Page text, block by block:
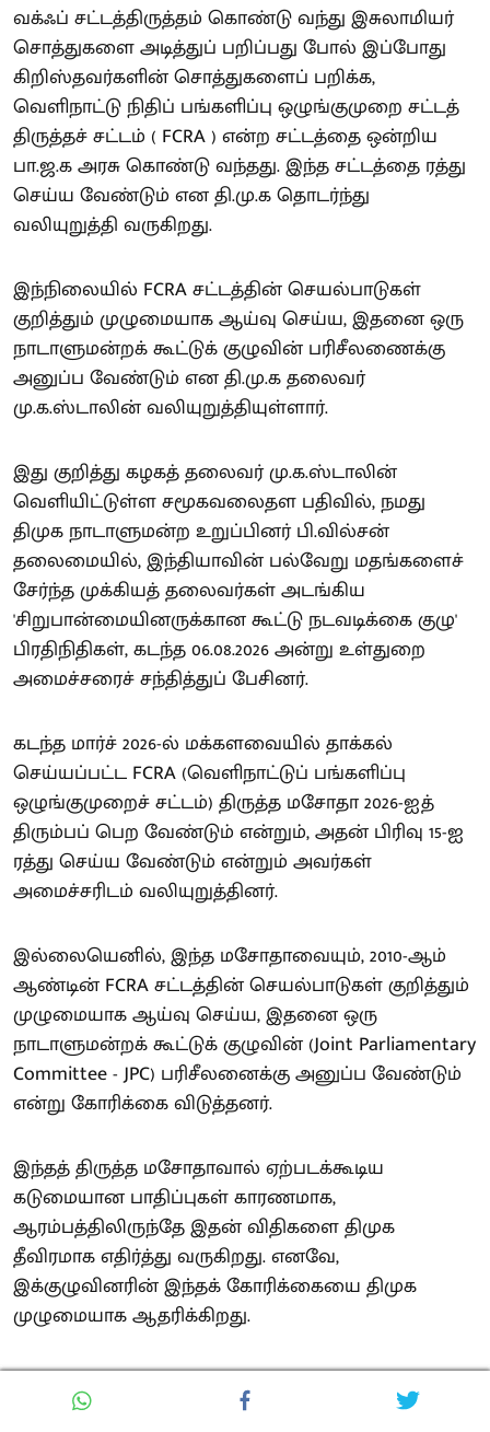
வக்ஃப் சட்டத்திருத்தம் கொண்டு வந்து இசுலாமியர்
சொத்துகளை அடித்துப் பறிப்பது போல் இப்போது
கிறிஸ்தவர்களின் சொத்துகளைப் பறிக்க,
வெளிநாட்டு நிதிப் பங்களிப்பு ஒழுங்குமுறை சட்டத்
திருத்தச் சட்டம் ( FCRA ) என்ற சட்டத்தை ஒன்றிய
பா.ஜ.க அரசு கொண்டு வந்தது. இந்த சட்டத்தை ரத்து
செய்ய வேண்டும் என தி.மு.க தொடர்ந்து
வலியுறுத்தி வருகிறது.
இந்நிலையில் FCRA சட்டத்தின் செயல்பாடுகள்
குறித்தும் முழுமையாக ஆய்வு செய்ய, இதனை ஒரு
நாடாளுமன்றக் கூட்டுக் குழுவின் பரிசீலணைக்கு
அனுப்ப வேண்டும் என தி.மு.க தலைவர்
மு.க.ஸ்டாலின் வலியுறுத்தியுள்ளார்.
இது குறித்து கழகத் தலைவர் மு.க.ஸ்டாலின்
வெளியிட்டுள்ள சமூகவலைதள பதிவில், நமது
திமுக நாடாளுமன்ற உறுப்பினர் பி.வில்சன்
தலைமையில், இந்தியாவின் பல்வேறு மதங்களைச்
சேர்ந்த முக்கியத் தலைவர்கள் அடங்கிய
'சிறுபான்மையினருக்கான கூட்டு நடவடிக்கை குழு'
பிரதிநிதிகள், கடந்த 06.08.2026 அன்று உள்துறை
அமைச்சரைச் சந்தித்துப் பேசினர்.
கடந்த மார்ச் 2026-ல் மக்களவையில் தாக்கல்
செய்யப்பட்ட FCRA (வெளிநாட்டுப் பங்களிப்பு
ஒழுங்குமுறைச் சட்டம்) திருத்த மசோதா 2026-ஐத்
திரும்பப் பெற வேண்டும் என்றும், அதன் பிரிவு 15-ஐ
ரத்து செய்ய வேண்டும் என்றும் அவர்கள்
அமைச்சரிடம் வலியுறுத்தினர்.
இல்லையெனில், இந்த மசோதாவையும், 2010-ஆம்
ஆண்டின் FCRA சட்டத்தின் செயல்பாடுகள் குறித்தும்
முழுமையாக ஆய்வு செய்ய, இதனை ஒரு
நாடாளுமன்றக் கூட்டுக் குழுவின் (Joint Parliamentary
Committee - JPC) பரிசீலனைக்கு அனுப்ப வேண்டும்
என்று கோரிக்கை விடுத்தனர்.
இந்தத் திருத்த மசோதாவால் ஏற்படக்கூடிய
கடுமையான பாதிப்புகள் காரணமாக,
ஆரம்பத்திலிருந்தே இதன் விதிகளை திமுக
தீவிரமாக எதிர்த்து வருகிறது. எனவே,
இக்குழுவினரின் இந்தக் கோரிக்கையை திமுக
முழுமையாக ஆதரிக்கிறது.
சிறுபான்மை மக்களின் உரிமைகளைப் பாதுகாக்கும்
நோக்கில், இந்தக் கூட்டு நடவடிக்கை குழுவின்